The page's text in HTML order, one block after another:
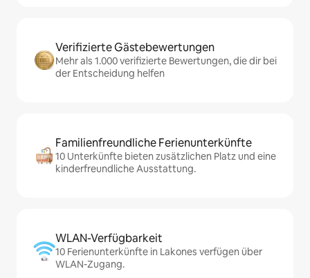
Verifizierte Gästebewertungen
Mehr als 1.000 verifizierte Bewertungen, die dir bei
der Entscheidung helfen
Familienfreundliche Ferienunterkünfte
10 Unterkünfte bieten zusätzlichen Platz und eine
kinderfreundliche Ausstattung.
WLAN-Verfügbarkeit
10 Ferienunterkünfte in Lakones verfügen über
WLAN-Zugang.